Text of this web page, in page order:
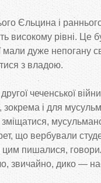
Єльцина і
високому рівні. Це
мали дуже непогану
з владою.
чеченської
і для
зміщатися,
що вербували
цим пишалися,
звичайно, дико —